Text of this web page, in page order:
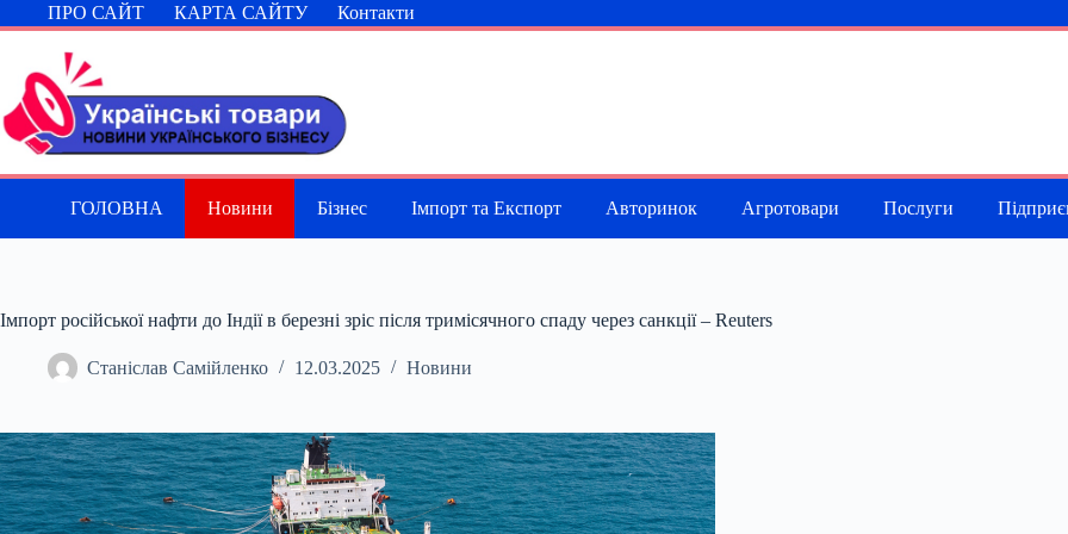
Перейти
до
ПРО САЙТ КАРТА САЙТУ Контакти
ГОЛОВНА Новини Бізнес Імпорт та Експорт Авторинок Агротовари Послуги
Імпорт російської нафти до Індії в березні зріс після тримісячного спаду через санкції – Reuters
Станіслав Самійленко 12.03.2025 Новини